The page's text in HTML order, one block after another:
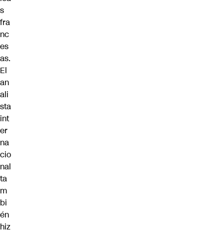
s
fra
nc
es
as.
El
an
ali
sta
int
er
na
cio
nal
ta
m
bi
én
hiz